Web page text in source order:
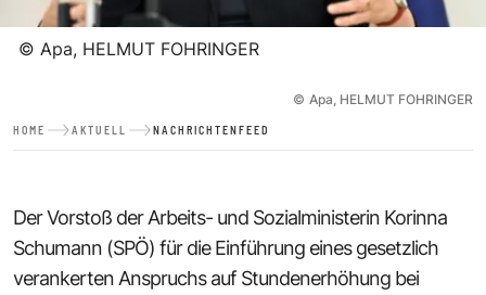
© Apa, HELMUT FOHRINGER
© Apa, HELMUT FOHRINGER
HOME AKTUELL NACHRICHTENFEED
Der Vorstoß der Arbeits- und Sozialministerin Korinna
Schumann (SPÖ) für die Einführung eines gesetzlich
verankerten Anspruchs auf Stundenerhöhung bei